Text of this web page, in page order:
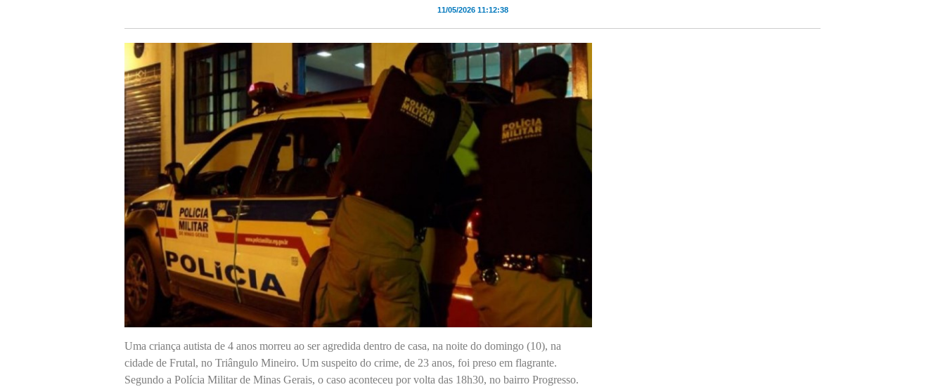
11/05/2026 11:12:38
Uma criança autista de 4 anos morreu ao ser agredida dentro de casa, na noite do domingo (10), na
cidade de Frutal, no Triângulo Mineiro. Um suspeito do crime, de 23 anos, foi preso em flagrante.
Segundo a Polícia Militar de Minas Gerais, o caso aconteceu por volta das 18h30, no bairro Progresso.